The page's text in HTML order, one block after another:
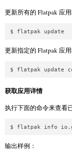
更新所有的 Flatpak 应
$ flatpak update
更新指定的 Flatpak 应
$ flatpak update
获取应用详情
执行下面的命令来查看
$ flatpak info
输出样例：